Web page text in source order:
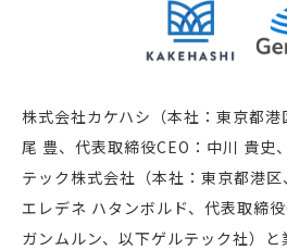
株式会社カケハシ（本社：東京都
尾 豊、代表取締役CEO：中川 貴史
テック株式会社（本社：東京都港
エレデネ ハタンボルド、代表取締
ガンムルン、以下ゲルテック社）